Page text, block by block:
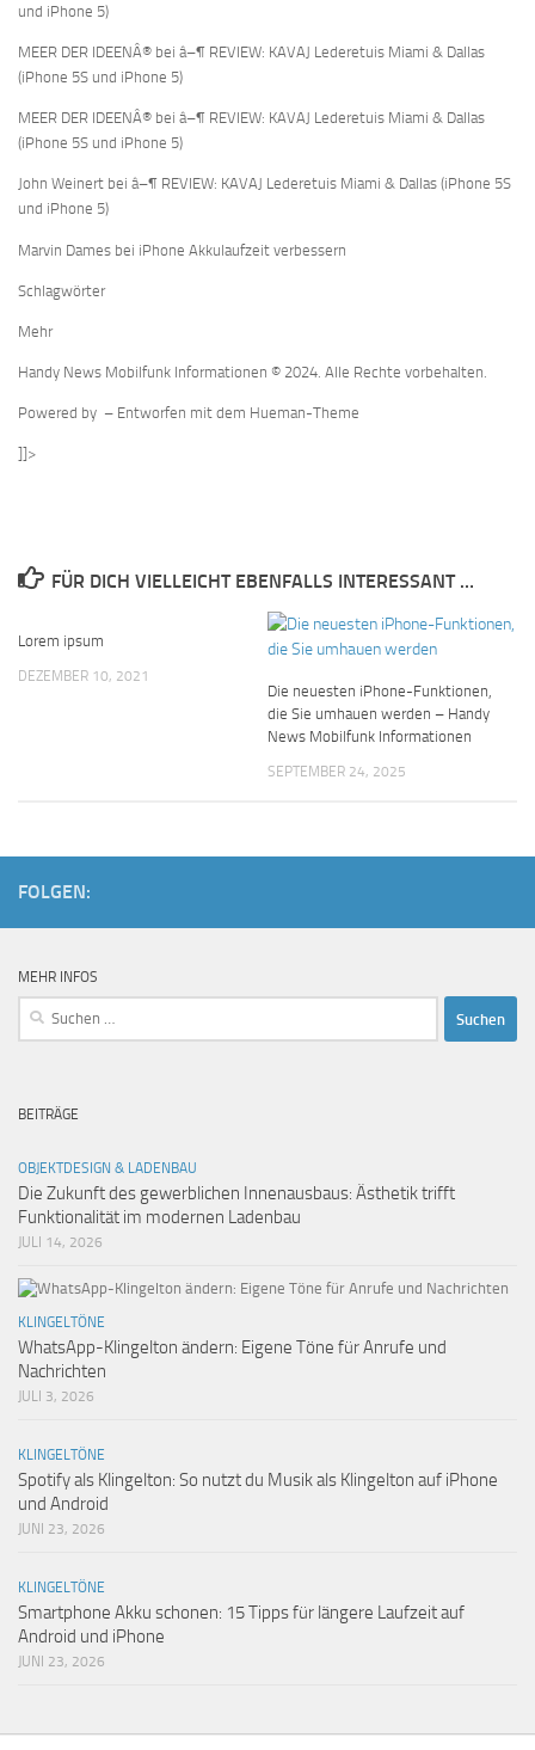
und iPhone 5)
MEER DER IDEENÂ® bei â–¶ REVIEW: KAVAJ Lederetuis Miami & Dallas
(iPhone 5S und iPhone 5)
MEER DER IDEENÂ® bei â–¶ REVIEW: KAVAJ Lederetuis Miami & Dallas
(iPhone 5S und iPhone 5)
John Weinert bei â–¶ REVIEW: KAVAJ Lederetuis Miami & Dallas (iPhone 5S
und iPhone 5)
Marvin Dames bei iPhone Akkulaufzeit verbessern
Schlagwörter
Mehr
Handy News Mobilfunk Informationen © 2024. Alle Rechte vorbehalten.
Powered by – Entworfen mit dem Hueman-Theme
]]>
FÜR DICH VIELLEICHT EBENFALLS INTERESSANT …
Lorem ipsum
DEZEMBER 10, 2021
Die neuesten iPhone-Funktionen,
die Sie umhauen werden – Handy
News Mobilfunk Informationen
SEPTEMBER 24, 2025
FOLGEN:
MEHR INFOS
Suchen
BEITRÄGE
OBJEKTDESIGN & LADENBAU
Die Zukunft des gewerblichen Innenausbaus: Ästhetik trifft
Funktionalität im modernen Ladenbau
JULI 14, 2026
KLINGELTÖNE
WhatsApp-Klingelton ändern: Eigene Töne für Anrufe und
Nachrichten
JULI 3, 2026
KLINGELTÖNE
Spotify als Klingelton: So nutzt du Musik als Klingelton auf iPhone
und Android
JUNI 23, 2026
KLINGELTÖNE
Smartphone Akku schonen: 15 Tipps für längere Laufzeit auf
Android und iPhone
JUNI 23, 2026